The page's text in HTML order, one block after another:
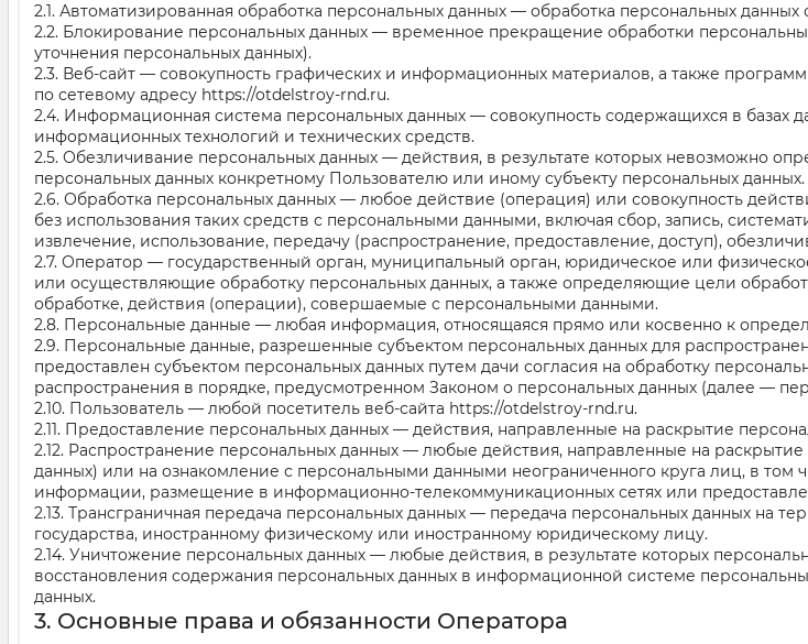
2.1. Автоматизированная обработка персональных данных — обработка персональных
2.2. Блокирование персональных данных — временное прекращение обработки
уточнения персональных данных).
2.3. Веб-сайт — совокупность графических и информационных материалов, а также
по сетевому адресу https://otdelstroy-rnd.ru.
2.4. Информационная система персональных данных — совокупность содержащихся в базах
информационных технологий и технических средств.
2.5. Обезличивание персональных данных — действия, в результате которых невозможно
персональных данных конкретному Пользователю или иному субъекту персональных данных.
2.6. Обработка персональных данных — любое действие (операция) или совокупность
без использования таких средств с персональными данными, включая сбор, запись,
извлечение, использование, передачу (распространение, предоставление, доступ),
2.7. Оператор — государственный орган, муниципальный орган, юридическое или
или осуществляющие обработку персональных данных, а также определяющие цели
обработке, действия (операции), совершаемые с персональными данными.
2.8. Персональные данные — любая информация, относящаяся прямо или косвенно к
2.9. Персональные данные, разрешенные субъектом персональных данных для
предоставлен субъектом персональных данных путем дачи согласия на обработку
распространения в порядке, предусмотренном Законом о персональных данных (далее —
2.10. Пользователь — любой посетитель веб-сайта https://otdelstroy-rnd.ru.
2.11. Предоставление персональных данных — действия, направленные на раскрытие
2.12. Распространение персональных данных — любые действия, направленные на
данных) или на ознакомление с персональными данными неограниченного круга лиц, в том
информации, размещение в информационно-телекоммуникационных сетях или
2.13. Трансграничная передача персональных данных — передача персональных данных на
государства, иностранному физическому или иностранному юридическому лицу.
2.14. Уничтожение персональных данных — любые действия, в результате которых
восстановления содержания персональных данных в информационной системе
данных.
3. Основные права и обязанности Оператора